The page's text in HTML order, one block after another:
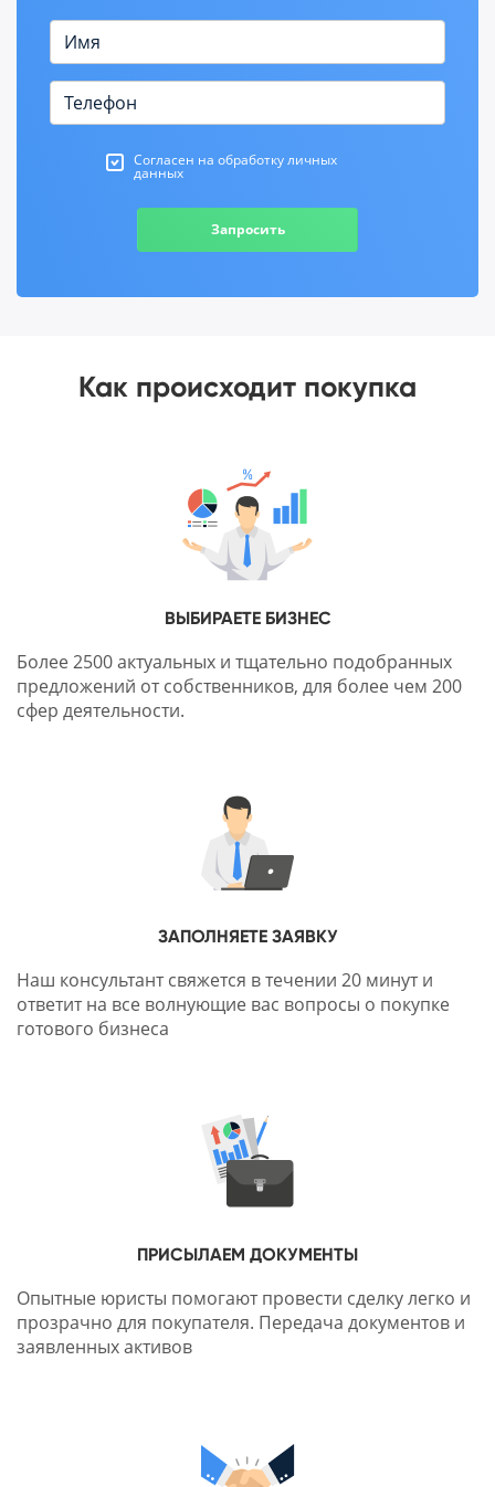
Согласен на обработку личных
данных
Запросить
Как происходит покупка
ВЫБИРАЕТЕ БИЗНЕС
Более 2500 актуальных и тщательно подобранных
предложений от собственников, для более чем 200
сфер деятельности.
ЗАПОЛНЯЕТЕ ЗАЯВКУ
Наш консультант свяжется в течении 20 минут и
ответит на все волнующие вас вопросы о покупке
готового бизнеса
ПРИСЫЛАЕМ ДОКУМЕНТЫ
Опытные юристы помогают провести сделку легко и
прозрачно для покупателя. Передача документов и
заявленных активов